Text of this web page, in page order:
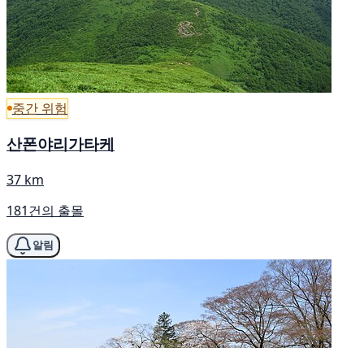
중간 위험
산폰야리가타케
37 km
181건의 출몰
알림